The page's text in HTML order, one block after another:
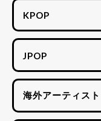
KPOP
JPOP
海外アーティスト